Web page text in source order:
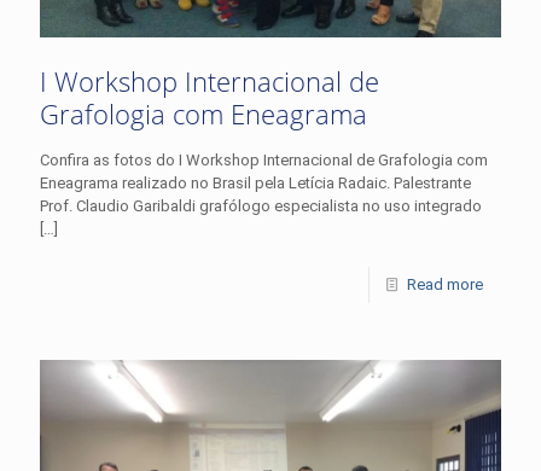
I Workshop Internacional de
Grafologia com Eneagrama
Confira as fotos do I Workshop Internacional de Grafologia com
Eneagrama realizado no Brasil pela Letícia Radaic. Palestrante
Prof. Claudio Garibaldi grafólogo especialista no uso integrado
Read more